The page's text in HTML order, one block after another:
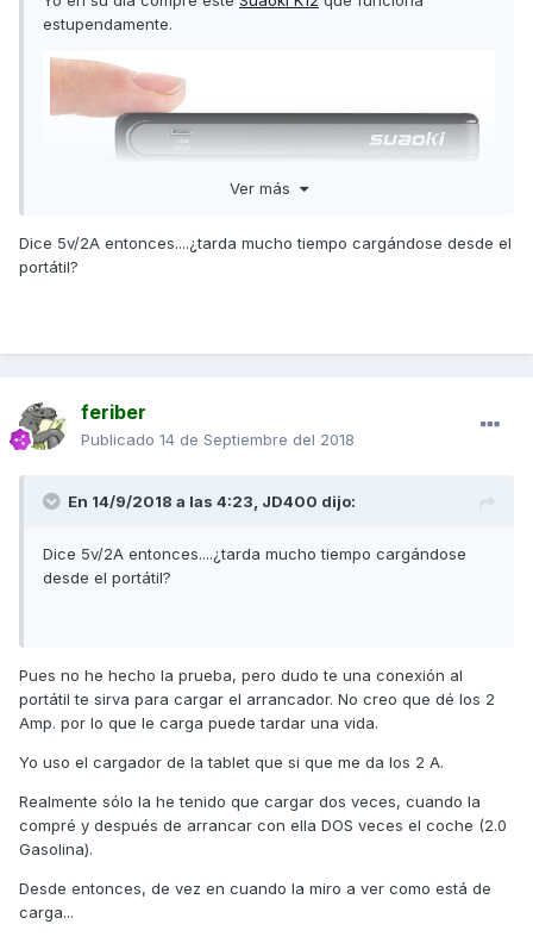
estupendamente.
Ver más
Dice 5v/2A entonces....¿tarda mucho tiempo cargándose desde el
portátil?
feriber
Publicado 14 de Septiembre del 2018
En 14/9/2018 a las 4:23, JD400 dijo:
Dice 5v/2A entonces....¿tarda mucho tiempo cargándose
desde el portátil?
Pues no he hecho la prueba, pero dudo te una conexión al
portátil te sirva para cargar el arrancador. No creo que dé los 2
Amp. por lo que le carga puede tardar una vida.
Yo uso el cargador de la tablet que si que me da los 2 A.
Realmente sólo la he tenido que cargar dos veces, cuando la
compré y después de arrancar con ella DOS veces el coche (2.0
Gasolina).
Desde entonces, de vez en cuando la miro a ver como está de
carga...